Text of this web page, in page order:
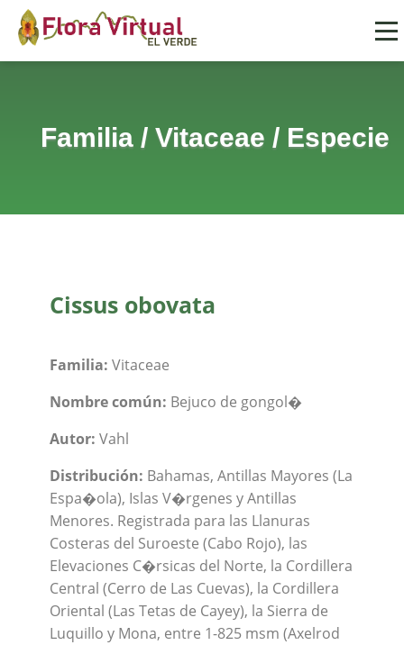
Familia/ Vitaceae / Especie
Cissus obovata
Familia: Vitaceae
Nombre común: Bejuco de gongol�
Autor: Vahl
Distribución: Bahamas, Antillas Mayores (La
Espa�ola), Islas V�rgenes y Antillas
Menores. Registrada para las Llanuras
Costeras del Suroeste (Cabo Rojo), las
Elevaciones C�rsicas del Norte, la Cordillera
Central (Cerro de Las Cuevas), la Cordillera
Oriental (Las Tetas de Cayey), la Sierra de
Luquillo y Mona, entre 1-825 msm (Axelrod